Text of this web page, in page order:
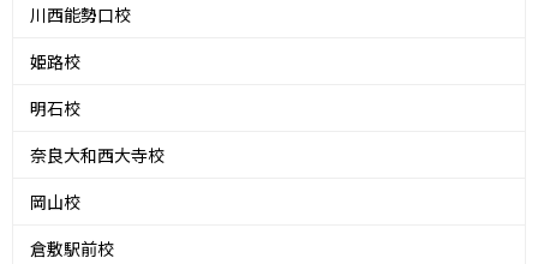
川西能勢口校
姫路校
明石校
奈良大和西大寺校
岡山校
倉敷駅前校